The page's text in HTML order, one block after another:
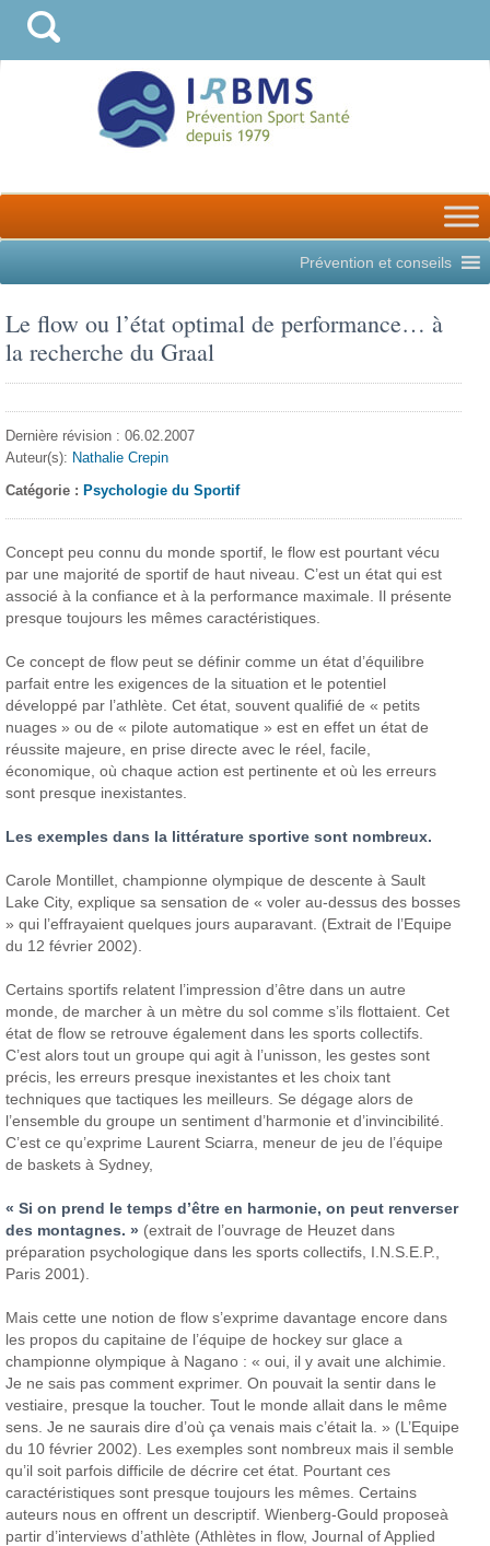
Prévention et conseils
Le flow ou l’état optimal de performance… à
la recherche du Graal
Dernière révision : 06.02.2007
Auteur(s): Nathalie Crepin
Catégorie : Psychologie du Sportif
Concept peu connu du monde sportif, le flow est pourtant vécu
par une majorité de sportif de haut niveau. C’est un état qui est
associé à la confiance et à la performance maximale. Il présente
presque toujours les mêmes caractéristiques.
Ce concept de flow peut se définir comme un état d’équilibre
parfait entre les exigences de la situation et le potentiel
développé par l’athlète. Cet état, souvent qualifié de « petits
nuages » ou de « pilote automatique » est en effet un état de
réussite majeure, en prise directe avec le réel, facile,
économique, où chaque action est pertinente et où les erreurs
sont presque inexistantes.
Les exemples dans la littérature sportive sont nombreux.
Carole Montillet, championne olympique de descente à Sault
Lake City, explique sa sensation de « voler au-dessus des bosses
» qui l’effrayaient quelques jours auparavant. (Extrait de l’Equipe
du 12 février 2002).
Certains sportifs relatent l’impression d’être dans un autre
monde, de marcher à un mètre du sol comme s’ils flottaient. Cet
état de flow se retrouve également dans les sports collectifs.
C’est alors tout un groupe qui agit à l’unisson, les gestes sont
précis, les erreurs presque inexistantes et les choix tant
techniques que tactiques les meilleurs. Se dégage alors de
l’ensemble du groupe un sentiment d’harmonie et d’invincibilité.
C’est ce qu’exprime Laurent Sciarra, meneur de jeu de l’équipe
de baskets à Sydney,
« Si on prend le temps d’être en harmonie, on peut renverser
des montagnes. » (extrait de l’ouvrage de Heuzet dans
préparation psychologique dans les sports collectifs, I.N.S.E.P.,
Paris 2001).
Mais cette une notion de flow s’exprime davantage encore dans
les propos du capitaine de l’équipe de hockey sur glace a
championne olympique à Nagano : « oui, il y avait une alchimie.
Je ne sais pas comment exprimer. On pouvait la sentir dans le
vestiaire, presque la toucher. Tout le monde allait dans le même
sens. Je ne saurais dire d’où ça venais mais c’était la. » (L’Equipe
du 10 février 2002).
Les exemples sont nombreux mais il semble
qu’il soit parfois difficile de décrire cet état. Pourtant ces
caractéristiques sont presque toujours les mêmes. Certains
auteurs nous en offrent un descriptif. Wienberg-Gould proposeà
partir d’interviews d’athlète (Athlètes in flow, Journal of Applied